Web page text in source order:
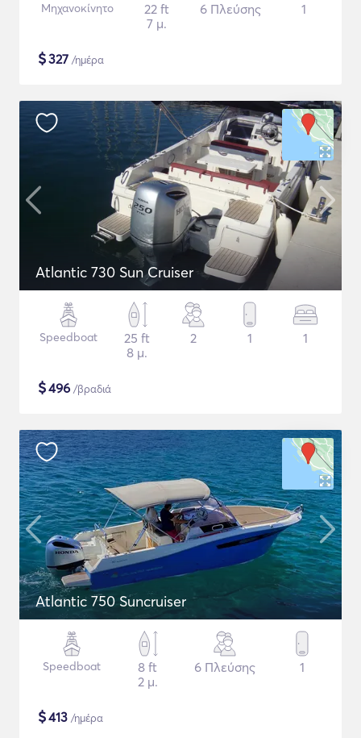
Μηχανοκίνητο
22 ft
7 μ.
6 Πλεύσης 1
$327 /ημέρα
Atlantic 730 Sun Cruiser
Speedboat
25 ft
8 μ.
2 1 1
$496 /βραδιά
Atlantic 750 Suncruiser
Speedboat
8 ft
2 μ.
6 Πλεύσης 1
$413 /ημέρα